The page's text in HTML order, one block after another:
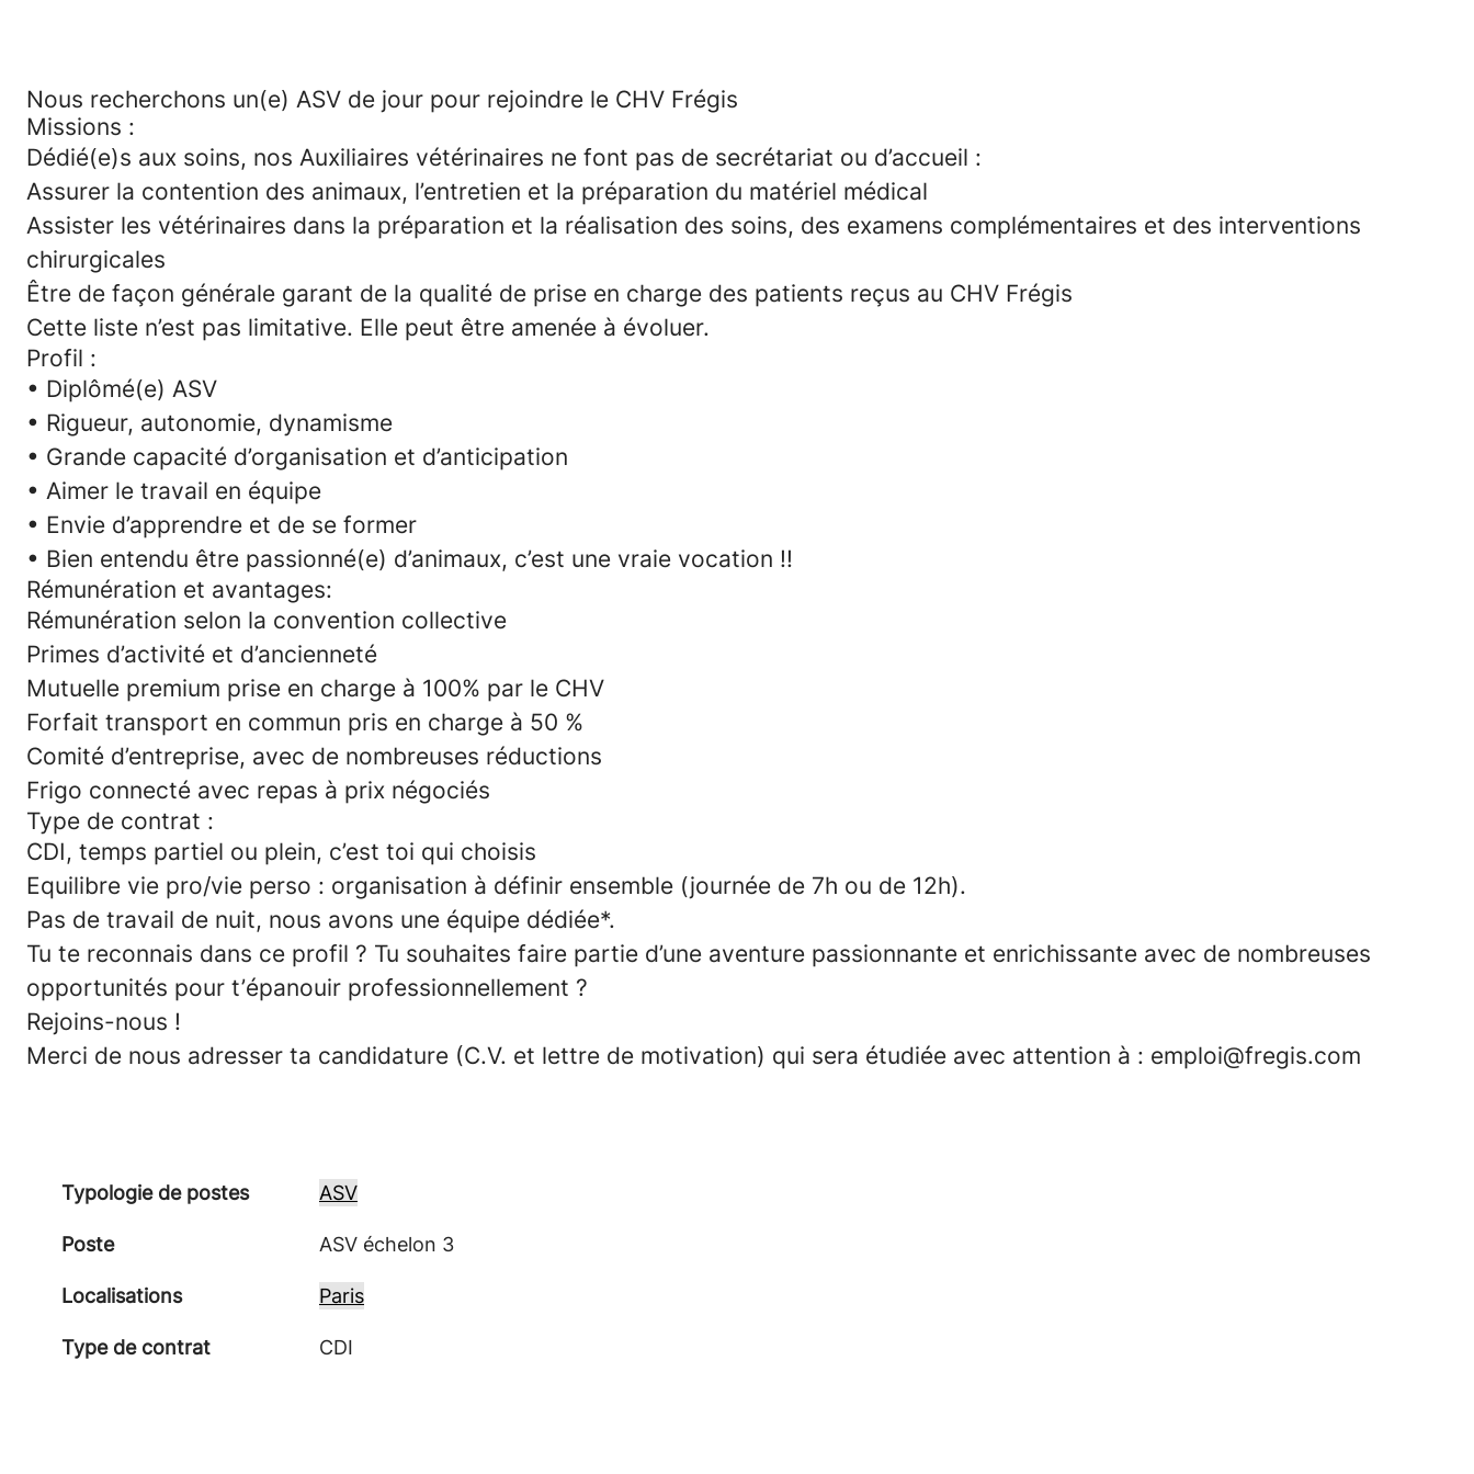
Nous recherchons un(e) ASV de jour pour rejoindre le CHV Frégis
Missions :
Dédié(e)s aux soins, nos Auxiliaires vétérinaires ne font pas de secrétariat ou d’accueil :
Assurer la contention des animaux, l’entretien et la préparation du matériel médical
Assister les vétérinaires dans la préparation et la réalisation des soins, des examens complémentaires et des interventions
chirurgicales
Être de façon générale garant de la qualité de prise en charge des patients reçus au CHV Frégis
Cette liste n’est pas limitative. Elle peut être amenée à évoluer.
Profil :
• Diplômé(e) ASV
• Rigueur, autonomie, dynamisme
• Grande capacité d’organisation et d’anticipation
• Aimer le travail en équipe
• Envie d’apprendre et de se former
• Bien entendu être passionné(e) d’animaux, c’est une vraie vocation !!
Rémunération et avantages:
Rémunération selon la convention collective
Primes d’activité et d’ancienneté
Mutuelle premium prise en charge à 100% par le CHV
Forfait transport en commun pris en charge à 50 %
Comité d’entreprise, avec de nombreuses réductions
Frigo connecté avec repas à prix négociés
Type de contrat :
CDI, temps partiel ou plein, c’est toi qui choisis
Equilibre vie pro/vie perso : organisation à définir ensemble (journée de 7h ou de 12h).
Pas de travail de nuit, nous avons une équipe dédiée*.
Tu te reconnais dans ce profil ? Tu souhaites faire partie d’une aventure passionnante et enrichissante avec de nombreuses
opportunités pour t’épanouir professionnellement ?
Rejoins-nous !
Merci de nous adresser ta candidature (C.V. et lettre de motivation) qui sera étudiée avec attention à : emploi@fregis.com
Typologie de postes ASV
Poste ASV échelon 3
Localisations Paris
Type de contrat CDI